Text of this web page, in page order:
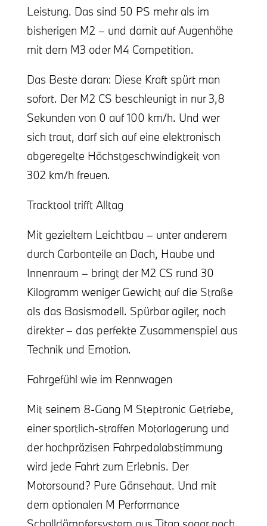
Leistung. Das sind 50 PS mehr als im
bisherigen M2 – und damit auf Augenhöhe
mit dem M3 oder M4 Competition.
Das Beste daran: Diese Kraft spürt man
sofort. Der M2 CS beschleunigt in nur 3,8
Sekunden von 0 auf 100 km/h. Und wer
sich traut, darf sich auf eine elektronisch
abgeregelte Höchstgeschwindigkeit von
302 km/h freuen.
Tracktool trifft Alltag
Mit gezieltem Leichtbau – unter anderem
durch Carbonteile an Dach, Haube und
Innenraum – bringt der M2 CS rund 30
Kilogramm weniger Gewicht auf die Straße
als das Basismodell. Spürbar agiler, noch
direkter – das perfekte Zusammenspiel aus
Technik und Emotion.
Fahrgefühl wie im Rennwagen
Mit seinem 8-Gang M Steptronic Getriebe,
einer sportlich-straffen Motorlagerung und
der hochpräzisen Fahrpedalabstimmung
wird jede Fahrt zum Erlebnis. Der
Motorsound? Pure Gänsehaut. Und mit
dem optionalen M Performance